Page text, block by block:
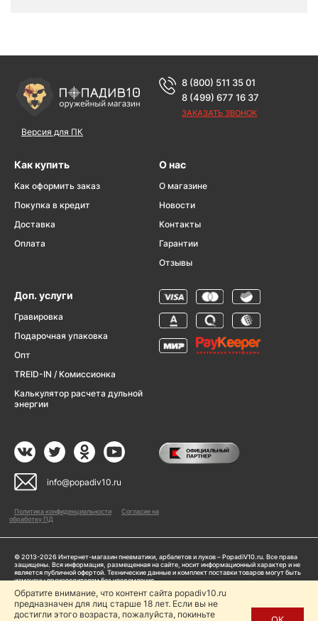
Версия для ПК
8 (800) 511 35 01
8 (499) 677 16 37
ЗАКАЗАТЬ ЗВОНОК
Как купить
Как оформить заказ
Покупка в кредит
Доставка
Оплата
О нас
О магазине
Новости
Контакты
Гарантии
Отзывы
Доп. услуги
Гравировка
Подарочная упаковка
Опт
TREID-IN / Комиссионка
Калькулятор расчета дульной
энергии
info@popadiv10.ru
Политика конфиденциальности
Согласие на
обработку ПД
© 2013-2026 Интернет-магазин пневматики, арбалетов и луков – PopadiV10.ru. Все права
защищены. Вся информация, размещенная на сайте, носит информационный характер и не
является публичной офертой. Технические данные и комплект поставки товаров могут быть
изменены производителем без уведомления
Пользуясь сайтом Popadiv10.ru, пользователь автоматически соглашается с условиями,
прописанными в
Политике конфиденциальности
Обратите внимание, что контент сайта popadiv10.ru
предназначен для лиц старше 18 лет. Если вы не
достигли этого возраста, пожалуйста, покиньте